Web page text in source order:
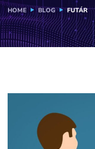
HOME BLOG FUTÁR